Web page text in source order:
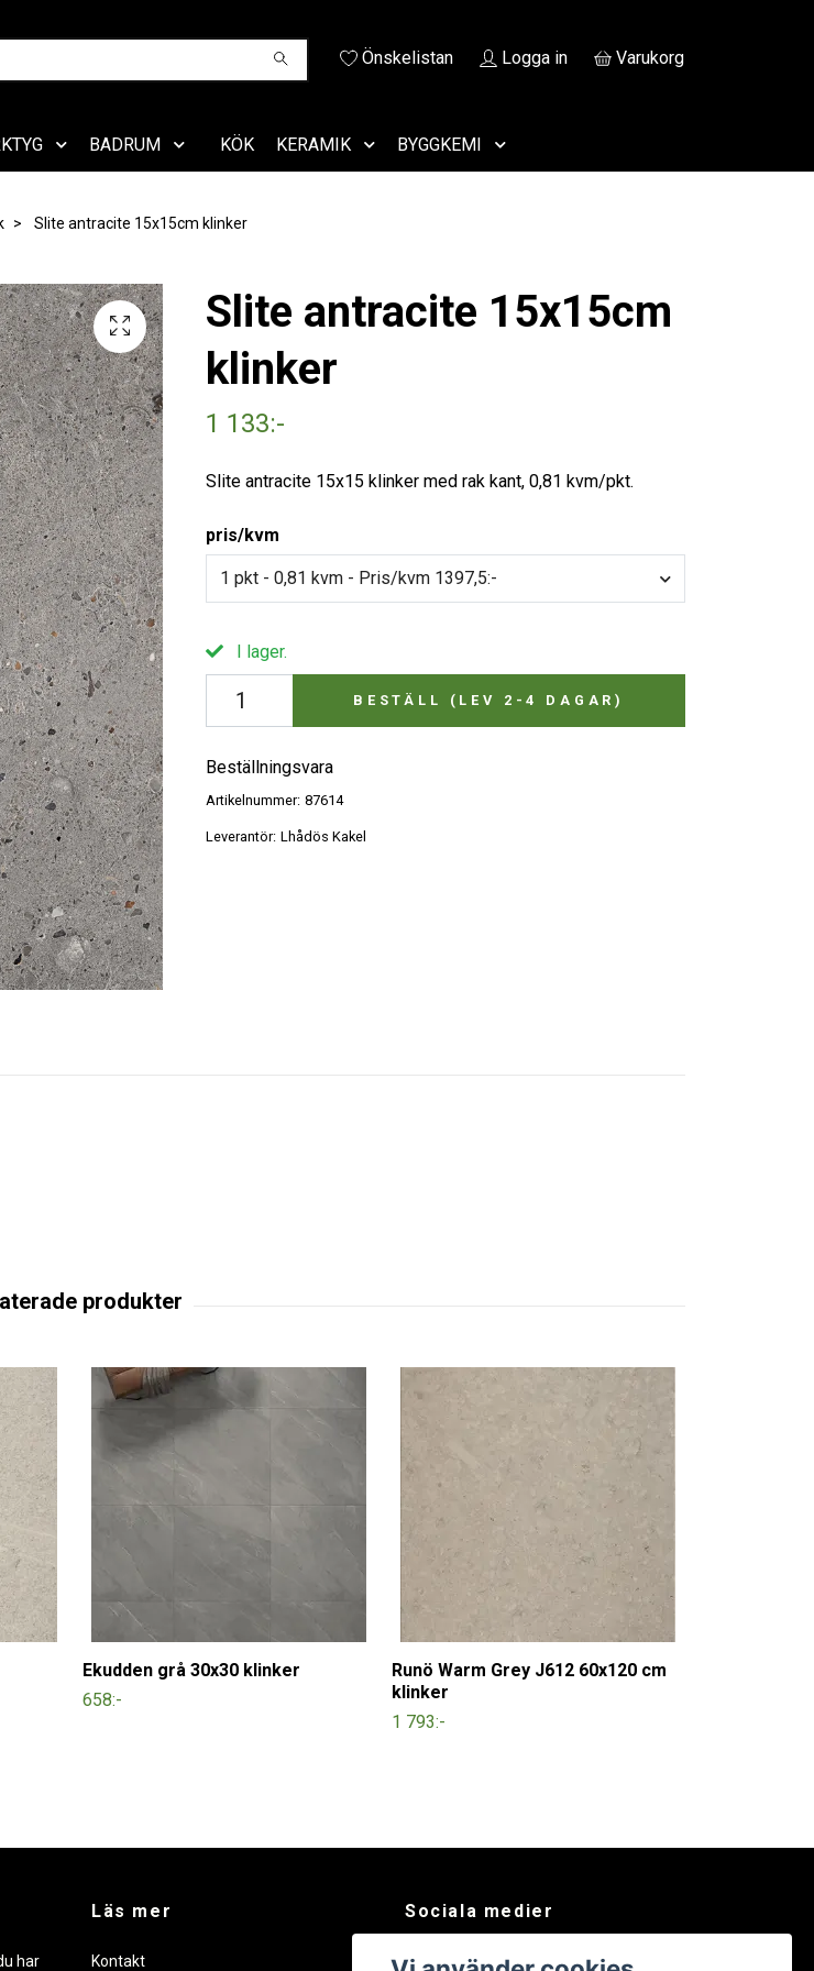
Önskelistan Logga in Varukorg
BADRUM KÖK KERAMIK BYGGKEMI
Slite antracite 15x15cm klinker
Slite antracite 15x15cm
klinker
1 133:-
Slite antracite 15x15 klinker med rak kant, 0,81 kvm/pkt.
pris/kvm
1 pkt - 0,81 kvm - Pris/kvm 1397,5:-
I lager.
BESTÄLL (LEV 2-4 DAGAR)
Beställningsvara
Artikelnummer: 87614
Leverantör: Lhådös Kakel
Ekudden grå 30x30 klinker
658:-
Runö Warm Grey J612 60x120 cm
klinker
1 793:-
har
Läs mer
Kontakt
Sociala medier
Facebook